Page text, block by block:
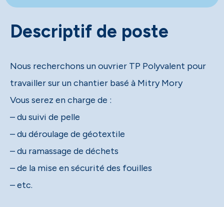
Descriptif de poste
Nous recherchons un ouvrier TP Polyvalent pour
travailler sur un chantier basé à Mitry Mory
Vous serez en charge de :
– du suivi de pelle
– du déroulage de géotextile
– du ramassage de déchets
– de la mise en sécurité des fouilles
– etc.